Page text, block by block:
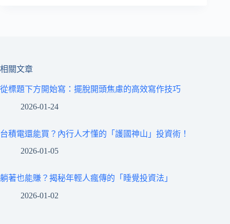
相關文章
從標題下方開始寫：擺脫開頭焦慮的高效寫作技巧
2026-01-24
台積電還能買？內行人才懂的「護國神山」投資術！
2026-01-05
躺著也能賺？揭秘年輕人瘋傳的「睡覺投資法」
2026-01-02